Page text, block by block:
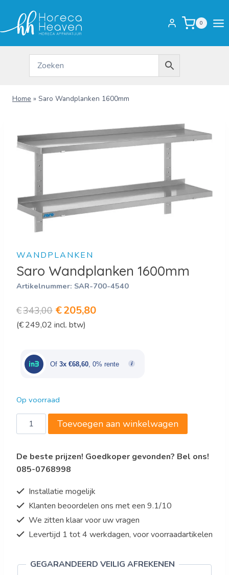
inhoud
0
Home » Saro Wandplanken 1600mm
WANDPLANKEN
Saro Wandplanken 1600mm
Artikelnummer: SAR-700-4540
€343,00 Oorspronkelijke
prijs
€343,00.
€205,80Huidige
€205,80.
(€249,02 incl. btw)
Of 3x €68,60 , 0% rente
Op voorraad
Saro
Wandplanken
aantal
Toevoegen aan winkelwagen
De beste prijzen! Goedkoper gevonden? Bel ons!
085-0768998
Installatie mogelijk
Klanten beoordelen ons met een 9.1/10
We zitten klaar voor uw vragen
Levertijd 1 tot 4 werkdagen, voor voorraadartikelen
GEGARANDEERD VEILIG AFREKENEN